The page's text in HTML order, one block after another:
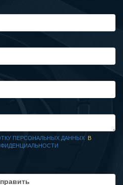
ПЕРСОНАЛЬНЫХ ДАННЫХ В